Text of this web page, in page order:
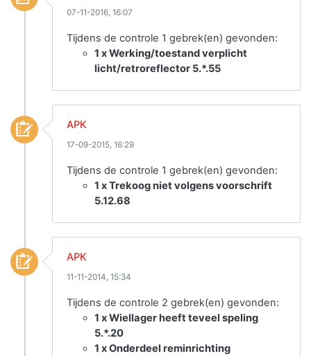
07-11-2016, 16:07
Tijdens de controle 1 gebrek(en) gevonden:
1 x Werking/toestand verplicht
licht/retroreflector 5.*.55
APK
17-09-2015, 16:29
Tijdens de controle 1 gebrek(en) gevonden:
1 x Trekoog niet volgens voorschrift
5.12.68
APK
11-11-2014, 15:34
Tijdens de controle 2 gebrek(en) gevonden:
1 x Wiellager heeft teveel speling
5.*.20
1 x Onderdeel reminrichting